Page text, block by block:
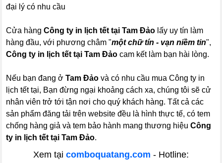
đại lý có nhu cầu
Cửa hàngCông ty in lịch tết tại Tam Đảo lấy uy tín làm
hàng đầu, với phương châm "một chữ tín - vạn niềm tin",
Công ty in lịch tết tại Tam Đảo cam kết làm bạn hài lòng.
Nếu bạn đang ởTam Đảo và có nhu cầu mua Công ty in
lịch tết tại, Bạn đừng ngại khoảng cách xa, chúng tôi sẽ cử
nhân viên trở tới tận nơi cho quý khách hàng. Tất cả các
sản phẩm đăng tải trên website đều là hình thực tế, có tem
chống hàng giả và tem bảo hành mang thương hiệuCông
ty in lịch tết tại Tam Đảo.
Xem tại comboquatang.com - Hotline: